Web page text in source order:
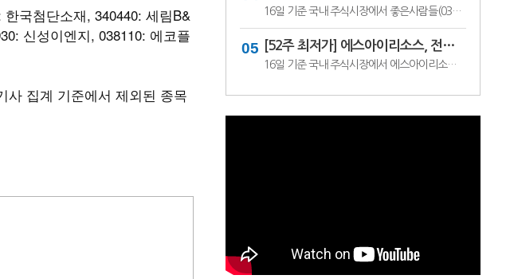
국첨단소재, 340440: 세림B&
신성이엔지, 038110: 에코플
사 집계 기준에서 제외된 종목
16일 기준 국내 주식시장에서 좋은사람들(033340)이 전일비 ▲122원(29.90%) 오른 530원에 거래 중이다.좋은사람들은 내의류와 언더웨어 등을 제조·판매하는 의류 전문기업이다. 소비 경기와 브랜드 판매 흐름, 수급 변화에 따라 주가 변동성이 나타날 수 있다.이어 씨피시스템(413630, 3360원, ▲370, 12.37%), 조아제약(034940, 625원, ▲53, 9.27%), 웰크..
[52주 최저가] 에스아이리소스, 전일비 29.78.% ↓... 현재가 125원
16일 기준 국내 주식시장에서 에스아이리소스(065420)가 전일비 ▼53원(-29.78%) 내린 125원에 거래 중이다.에스아이리소스는 자원개발 및 에너지 관련 사업을 영위하는 기업으로, 원자재 가격과 에너지 수급 흐름에 따라 주가 변동성이 나타날 수 있다. 최근 투자심리 위축과 수급 변화가 맞물리며 52주 최저가를 기록한 것으로 보인다.이어 레몬..